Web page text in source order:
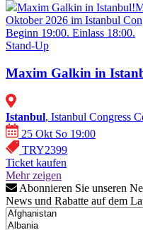
Maxim Galkin in Istanbul!
Oktober 2026 im Istanbul
Beginn 19:00. Einlass 18:00.
Stand-Up
Maxim Galkin in
Istanbul, Istanbul Congress
25 Okt So 19:00
TRY2399
Ticket kaufen
Mehr zeigen
Abonnieren Sie unseren
News und Rabatte auf dem